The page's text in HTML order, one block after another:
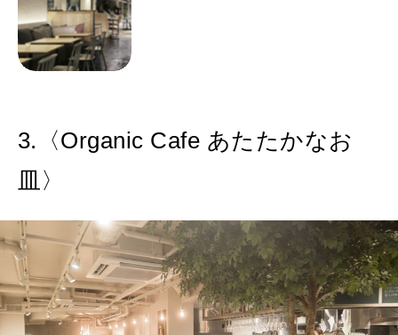
3.〈Organic Cafe あたたかなお
皿〉